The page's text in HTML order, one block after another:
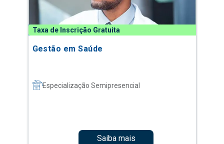
Taxa de Inscrição Gratuita
Gestão em Saúde
Especialização Semipresencial
Saiba mais